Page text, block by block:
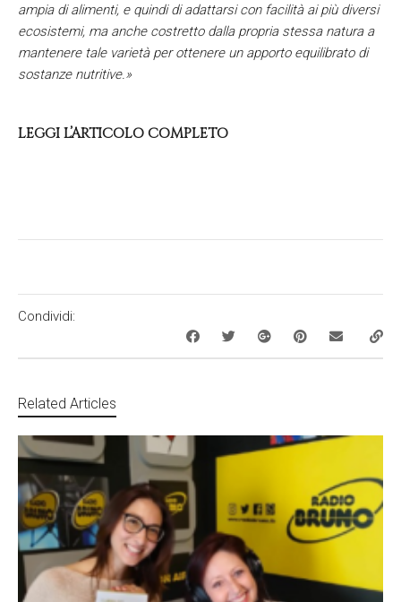
ampia di alimenti, e quindi di adattarsi con facilità ai più diversi
ecosistemi, ma anche costretto dalla propria stessa natura a
mantenere tale varietà per ottenere un apporto equilibrato di
sostanze nutritive.»
LEGGI L’ARTICOLO COMPLETO
Condividi:
Related Articles